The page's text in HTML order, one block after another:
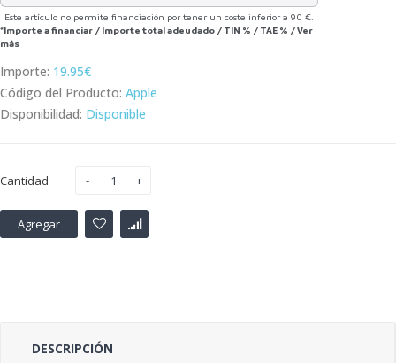
Este artículo no permite financiación por tener un coste inferior a 90 €.
*Importe a financiar / Importe total adeudado / TIN % / TAE % /Ver
más
Importe: 19.95€
Código del Producto: Apple
Disponibilidad: Disponible
Cantidad
Agregar
DESCRIPCIÓN